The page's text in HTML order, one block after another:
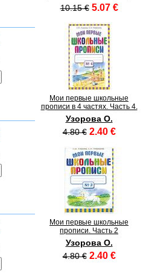
10.15 € 5.07 €
Мои первые школьные
прописи в 4 частях. Часть 4.
Узорова О.
4.80 € 2.40 €
Мои первые школьные
прописи. Часть 2
Узорова О.
4.80 € 2.40 €